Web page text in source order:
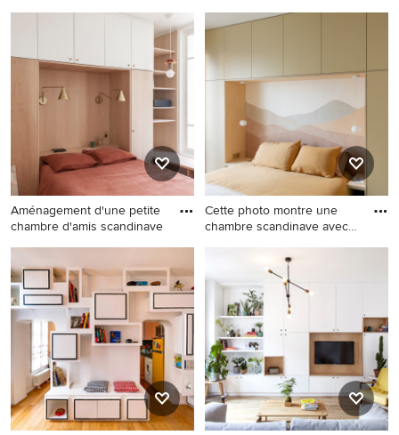
Réalisation d'une salle de
bain principale design de
taille moyenne avec un
placard sans porte, un mur
Aménagement d'une petite
chambre d'amis scandinave
Aménagement d'une petite
chambre d'amis scandinave
avec parquet clair et un sol
beige.
Cette photo montre une
chambre scandinave avec
Cette photo montre une
chambre scandinave avec un
mur beige.